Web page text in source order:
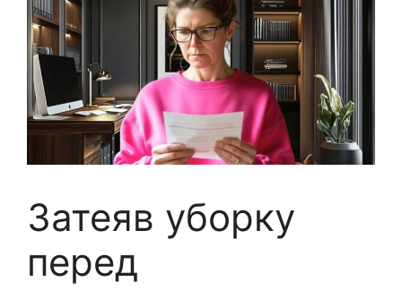
Затеяв уборку
перед